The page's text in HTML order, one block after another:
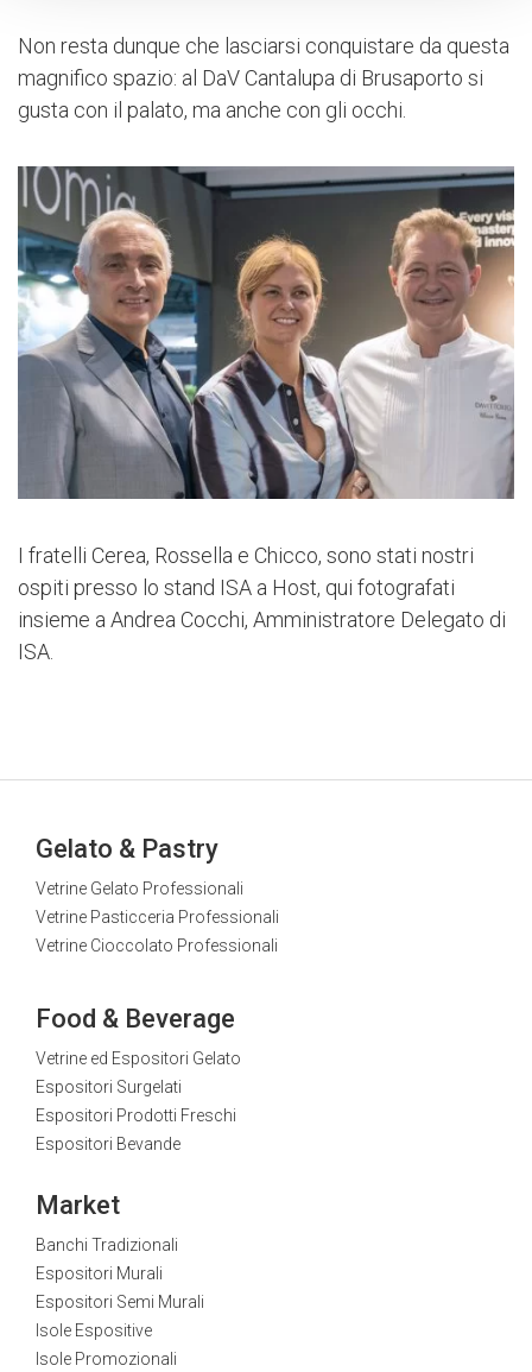
Non resta dunque che lasciarsi conquistare da questa
magnifico spazio: al DaV Cantalupa di Brusaporto si
gusta con il palato, ma anche con gli occhi.
I fratelli Cerea, Rossella e Chicco, sono stati nostri
ospiti presso lo stand ISA a Host, qui fotografati
insieme a Andrea Cocchi, Amministratore Delegato di
ISA.
Gelato & Pastry
Vetrine Gelato Professionali
Vetrine Pasticceria Professionali
Vetrine Cioccolato Professionali
Food & Beverage
Vetrine ed Espositori Gelato
Espositori Surgelati
Espositori Prodotti Freschi
Espositori Bevande
Market
Banchi Tradizionali
Espositori Murali
Espositori Semi Murali
Isole Espositive
Isole Promozionali